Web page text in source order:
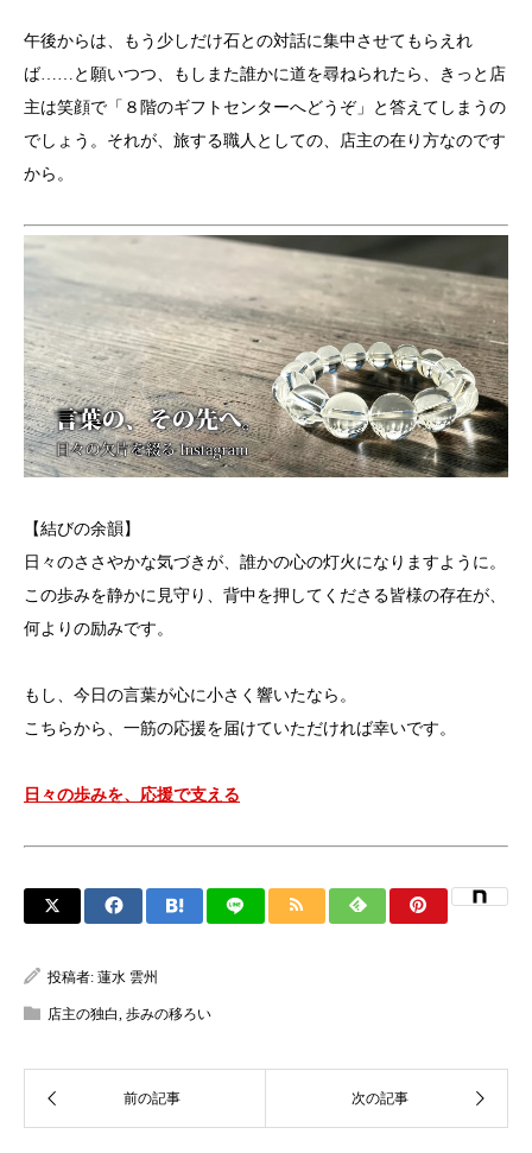
午後からは、もう少しだけ石との対話に集中させてもらえれ
ば……と願いつつ、もしまた誰かに道を尋ねられたら、きっと店
主は笑顔で「８階のギフトセンターへどうぞ」と答えてしまうの
でしょう。それが、旅する職人としての、店主の在り方なのです
から。
【結びの余韻】
日々のささやかな気づきが、誰かの心の灯火になりますように。
この歩みを静かに見守り、背中を押してくださる皆様の存在が、
何よりの励みです。
もし、今日の言葉が心に小さく響いたなら。
こちらから、一筋の応援を届けていただければ幸いです。
日々の歩みを、応援で支える
投稿者: 蓮水 雲州
店主の独白 歩みの移ろい